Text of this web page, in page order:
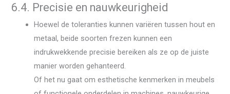
6.4. Precisie en nauwkeurigheid
Hoewel de toleranties kunnen variëren tussen hout en
metaal, beide soorten frezen kunnen een
indrukwekkende precisie bereiken als ze op de juiste
manier worden gehanteerd.
Of het nu gaat om esthetische kenmerken in meubels